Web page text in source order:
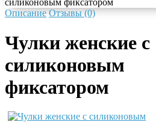
силиконовым фиксатором
Описание Отзывы (0)
Чулки женские с
силиконовым
фиксатором